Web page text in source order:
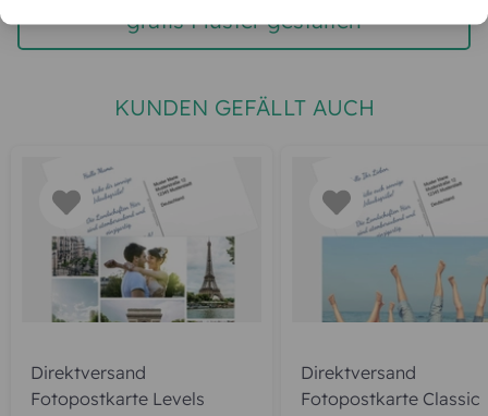
gratis Muster gestalten
KUNDEN GEFÄLLT AUCH
Direktversand
Fotopostkarte Levels
Direktversand
Fotopostkarte Classic